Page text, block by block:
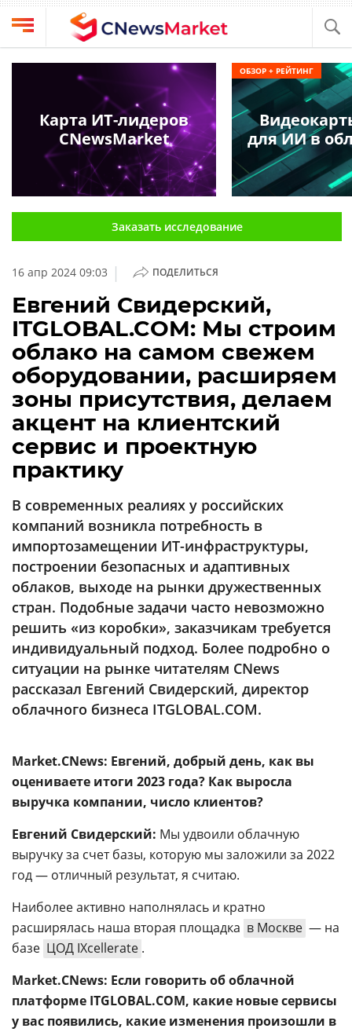
Выбрать
провайдера
Компании
обзоры
О
проекте
CNews
Аналитика
Конференции
Техника
ТВ
Об
издании
Реклама
Вакансии
Контакты
Max
Telegram
Дзен
VK
Rutube
CNews
Конференции
Техника
Заказать исследование
16 апр 2024 09:03 | ПОДЕЛИТЬСЯ
Евгений Свидерский,
ITGLOBAL.COM: Мы строим
облако на самом свежем
оборудовании, расширяем
зоны присутствия, делаем
акцент на клиентский
сервис и проектную
практику
В современных реалиях у российских
компаний возникла потребность в
импортозамещении ИТ-инфраструктуры,
построении безопасных и адаптивных
облаков, выходе на рынки дружественных
стран. Подобные задачи часто невозможно
решить «из коробки», заказчикам требуется
индивидуальный подход. Более подробно о
ситуации на рынке читателям CNews
рассказал Евгений Свидерский, директор
облачного бизнеса ITGLOBAL.COM.
Market.CNews: Евгений, добрый день, как вы
оцениваете итоги 2023 года? Как выросла
выручка компании, число клиентов?
Евгений Свидерский: Мы удвоили облачную
выручку за счет базы, которую мы заложили за 2022
год — отличный результат, я считаю.
Наиболее активно наполнялась и кратно
расширялась наша вторая площадка в Москве — на
базе ЦОД IXcellerate .
Market.CNews: Если говорить об облачной
платформе ITGLOBAL.COM, какие новые сервисы
у вас появились, какие изменения произошли в
Карта ИТ-лидеров
CNewsMarket
для ИИ в
ОБЗОР + РЕЙТИНГ